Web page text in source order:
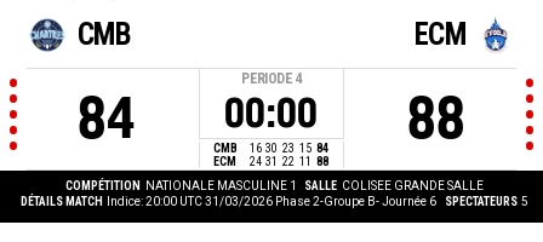
CMB
84
PERIODE 4
00:00
CMB 16 30 23 15 84
ECM
24 31 22 11 88
ECM
88
COMPÉTITION NATIONALE MASCULINE 1 SALLE COLISEE GRANDE SALLE
DÉTAILS MATCH
Indice: 20:00 UTC 31/03/2026 Phase 2-Groupe B- Journée 6 SPECTATEURS 5